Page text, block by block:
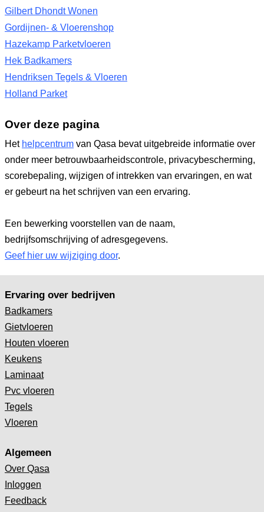
Gilbert Dhondt Wonen
Gordijnen- & Vloerenshop
Hazekamp Parketvloeren
Hek Badkamers
Hendriksen Tegels & Vloeren
Holland Parket
Over deze pagina
Het helpcentrum van Qasa bevat uitgebreide informatie over
onder meer betrouwbaarheidscontrole, privacybescherming,
scorebepaling, wijzigen of intrekken van ervaringen, en wat
er gebeurt na het schrijven van een ervaring.
Een bewerking voorstellen van de naam,
bedrijfsomschrijving of adresgegevens.
Geef hier uw wijziging door.
Ervaring over bedrijven
Badkamers
Gietvloeren
Houten vloeren
Keukens
Laminaat
Pvc vloeren
Tegels
Vloeren
Algemeen
Over Qasa
Inloggen
Feedback